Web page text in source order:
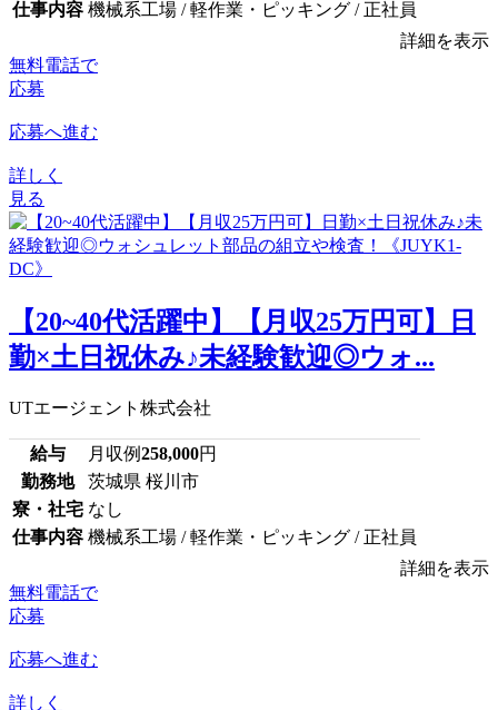
仕事内容 機械系工場 / 軽作業・ピッキング / 正社員
詳細を表示
無料電話で
応募
応募へ進む
詳しく
見る
【20~40代活躍中】【月収25万円可】日
勤×土日祝休み♪未経験歓迎◎ウォ...
UTエージェント株式会社
給与 月収例258,000円
勤務地
茨城県 桜川市
寮・社宅 なし
仕事内容 機械系工場 / 軽作業・ピッキング / 正社員
詳細を表示
無料電話で
応募
応募へ進む
詳しく